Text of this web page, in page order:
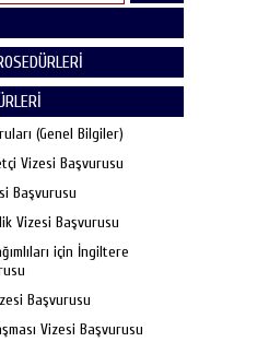
(Genel Bilgiler)
Vizesi Başvurusu
Başvurusu
Vizesi Başvurusu
için İngiltere
Başvurusu
Vizesi Başvurusu